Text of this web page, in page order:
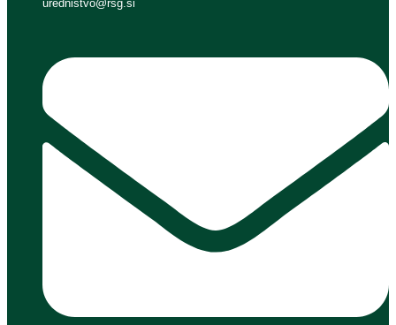
urednistvo@rsg.si